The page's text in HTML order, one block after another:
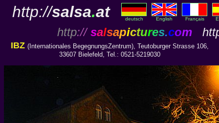
http://salsa.at deutsch English Français
http:// salsapictures.com
IBZ (Internationales BegegnungsZentrum), Teutoburger Strasse 106,
33607 Bielefeld, Tel.: 0521-5219030